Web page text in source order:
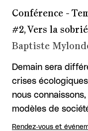
Conférence -
#2, Vers la
Baptiste
Demain sera
crises
nous
modèles de
Rendez-vous et